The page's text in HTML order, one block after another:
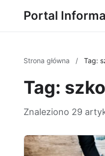
Portal
Strona główna / Tag:
Tag:
Znaleziono 29